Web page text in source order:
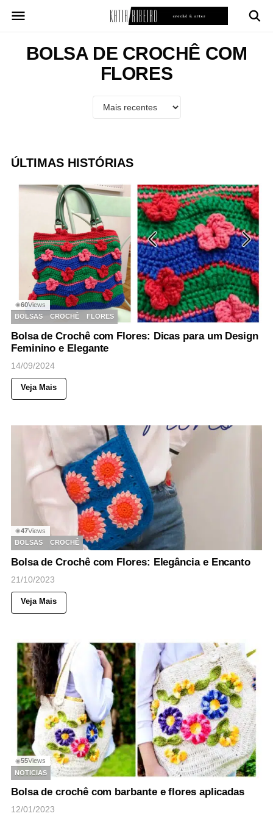
para
conteúdoBOLSA DE CROCHÊ COM
FLORES
ÚLTIMAS HISTÓRIAS
◉60Views
BOLSAS
CROCHÊ FLORES
Bolsa de Crochê com Flores: Dicas para um Design
Feminino e Elegante
14/09/2024
Veja Mais
◉47Views
BOLSAS
CROCHÊ
Bolsa de Crochê com Flores: Elegância e Encanto
21/10/2023
Veja Mais
◉55Views
NOTICIAS
Bolsa de crochê com barbante e flores aplicadas
12/01/2023